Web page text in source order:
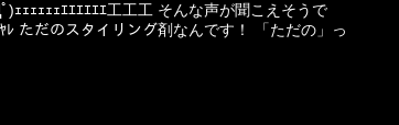
ｪｪｪｪｪｪｴｴｴｴｴｴ工工工 そんな声が聞こえそうで
ただのスタイリング剤なんです！ 「ただの」っ